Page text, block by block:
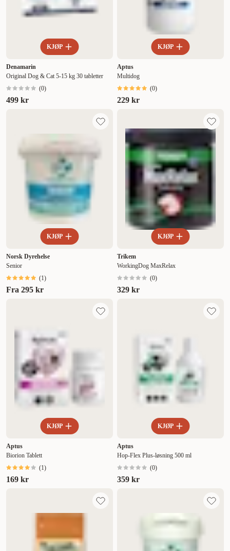
KJØP
Denamarin
Original Dog & Cat 5-15 kg 30 tabletter
(0)
499 kr
KJØP
Aptus
Multidog
(0)
229 kr
KJØP
Norsk Dyrehelse
Senior
(1)
Fra 295 kr
KJØP
Trikem
WorkingDog MaxRelax
(0)
329 kr
KJØP
Aptus
Biorion Tablett
(1)
169 kr
KJØP
Aptus
Hop-Flex Plus-løsning 500 ml
(0)
359 kr